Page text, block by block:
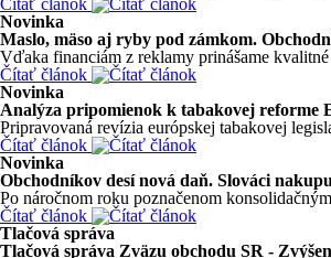
Čítať článok
Novinka
Maslo, mäso aj ryby pod zámkom.
Vďaka financiám z reklamy prinášame
Čítať článok
Novinka
Analýza pripomienok k tabakovej
Pripravovaná revízia európskej tabakovej
Čítať článok
Novinka
Obchodníkov desí nová daň. Slováci
Po náročnom roku poznačenom
Čítať článok
Tlačová správa
Tlačová správa Zväzu obchodu SR -